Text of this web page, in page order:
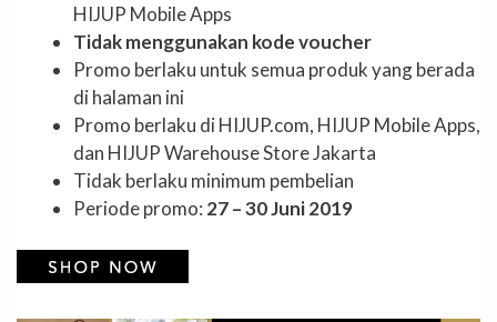
HIJUP Mobile Apps
Tidak menggunakan kode voucher
Promo berlaku untuk semua produk yang berada
di halaman ini
Promo berlaku di HIJUP.com, HIJUP Mobile Apps,
dan HIJUP Warehouse Store Jakarta
Tidak berlaku minimum pembelian
Periode promo: 27 – 30 Juni 2019